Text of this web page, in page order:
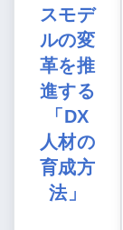
スモデ
ルの変
革を推
進する
「DX
人材の
育成方
法」